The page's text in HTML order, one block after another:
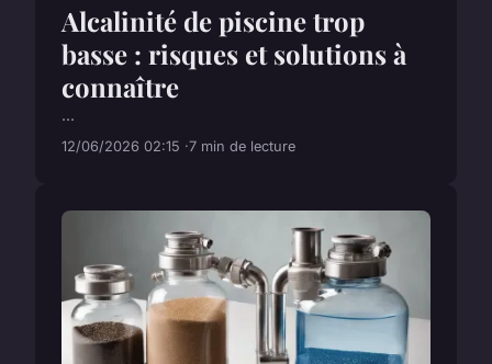
Alcalinité de piscine trop
basse : risques et solutions à
connaître
...
12/06/2026 02:15 7 min de lecture